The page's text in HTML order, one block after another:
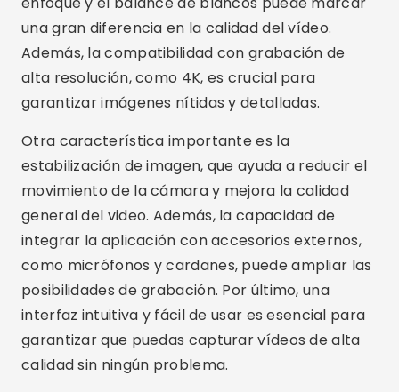
integrar la aplicación con accesorios externos,
como micrófonos y cardanes, puede ampliar las
posibilidades de grabación. Por último, una
interfaz intuitiva y fácil de usar es esencial para
garantizar que puedas capturar vídeos de alta
calidad sin ningún problema.
Preguntas más frecuentes
¿Cuáles son las mejores aplicaciones
para grabar vídeos?
Las mejores aplicaciones para grabar vídeos
incluyen Filmic Pro, Adobe Premiere Rush, Open